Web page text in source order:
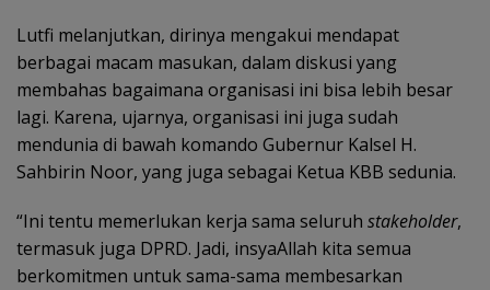
Lutfi melanjutkan, dirinya mengakui mendapat
berbagai macam masukan, dalam diskusi yang
membahas bagaimana organisasi ini bisa lebih besar
lagi. Karena, ujarnya, organisasi ini juga sudah
mendunia di bawah komando Gubernur Kalsel H.
Sahbirin Noor, yang juga sebagai Ketua KBB sedunia.
“Ini tentu memerlukan kerja sama seluruh stakeholder,
termasuk juga DPRD. Jadi, insyaAllah kita semua
berkomitmen untuk sama-sama membesarkan